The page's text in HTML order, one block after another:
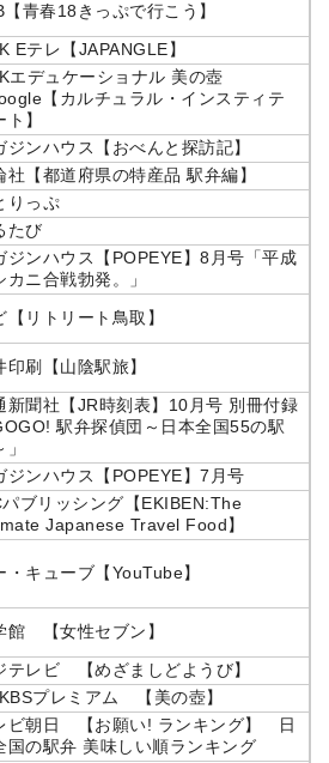
【青春18きっぷで行こう】
Eテレ【JAPANGLE】
エデュケーショナル 美の壺
【カルチュラル・インスティテ
ト】
ジンハウス【おべんと探訪記】
社【都道府県の特産品 駅弁編】
りっぷ
たび
ジンハウス【POPEYE】8月号「平成
カニ合戦勃発。」
【リトリート鳥取】
印刷【山陰駅旅】
新聞社【JR時刻表】10月号 別冊付録
駅弁探偵団～日本全国55の駅
ジンハウス【POPEYE】7月号
パブリッシング【EKIBEN:The
Japanese Travel Food】
・キューブ【YouTube】
館 【女性セブン】
テレビ 【めざましどようび】
プレミアム 【美の壺】
ビ朝日 【お願い! ランキング】 日
国の駅弁 美味しい順ランキング